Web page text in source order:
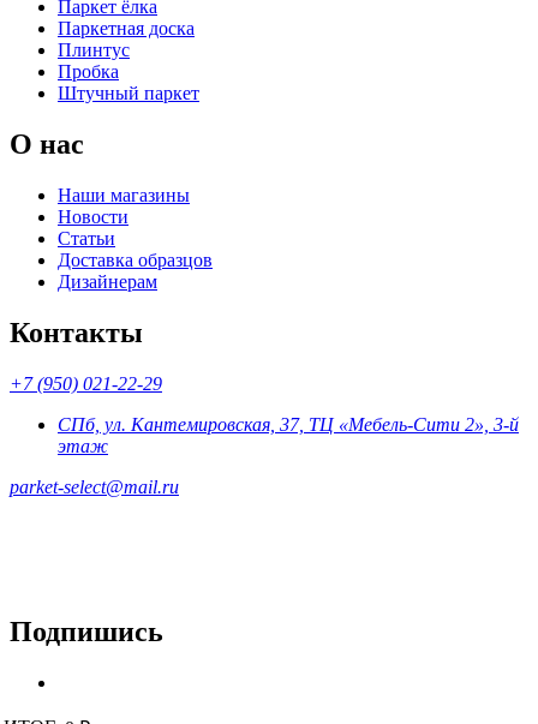
Паркет ёлка
Паркетная доска
Плинтус
Пробка
Штучный паркет
О нас
Наши магазины
Новости
Статьи
Доставка образцов
Дизайнерам
Контакты
+7 (950) 021-22-29
СПб, ул. Кантемировская, 37, ТЦ «Мебель-Сити 2», 3-й
этаж
parket-select@mail.ru
Подпишись